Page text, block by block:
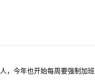
，今年也开始每周要强制加